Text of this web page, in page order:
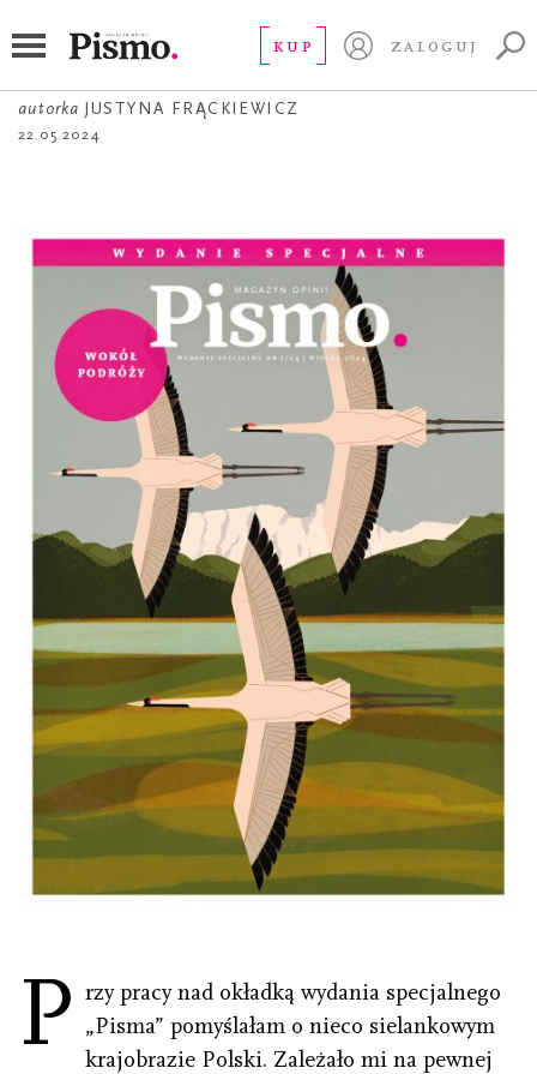
KUP ZALOGUJ
Klangor polski
autorka JUSTYNA FRĄCKIEWICZ
22.05.2024
P rzy pracy nad okładką wydania specjalnego
„Pisma” pomyślałam o nieco sielankowym
krajobrazie Polski. Zależało mi na pewnej